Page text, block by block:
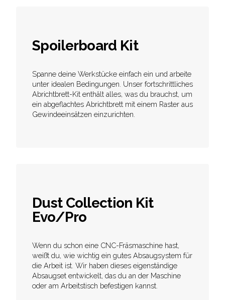
Spoilerboard Kit
Spanne deine Werkstücke einfach ein und arbeite
unter idealen Bedingungen. Unser fortschrittliches
Abrichtbrett-Kit enthält alles, was du brauchst, um
ein abgeflachtes Abrichtbrett mit einem Raster aus
Gewindeeinsätzen einzurichten.
Dust Collection Kit
Evo/Pro
Wenn du schon eine CNC-Fräsmaschine hast,
weißt du, wie wichtig ein gutes Absaugsystem für
die Arbeit ist. Wir haben dieses eigenständige
Absaugset entwickelt, das du an der Maschine
oder am Arbeitstisch befestigen kannst.